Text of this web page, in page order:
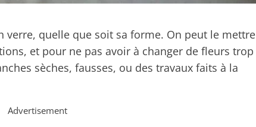
verre, quelle que soit sa forme. On peut le mettre
et pour ne pas avoir à changer de fleurs trop
sèches, fausses, ou des travaux faits à la
Advertisement